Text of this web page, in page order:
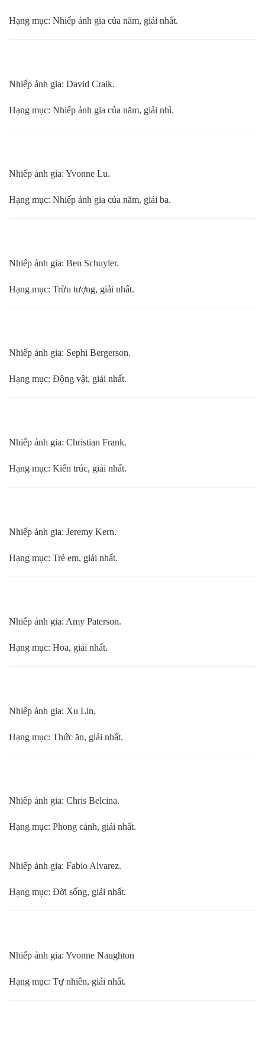
Hạng mục: Nhiếp ảnh gia của năm, giải nhất.
Nhiếp ảnh gia: David Craik.
Hạng mục: Nhiếp ảnh gia của năm, giải nhì.
Nhiếp ảnh gia: Yvonne Lu.
Hạng mục: Nhiếp ảnh gia của năm, giải ba.
Nhiếp ảnh gia: Ben Schuyler.
Hạng mục: Trừu tượng, giải nhất.
Nhiếp ảnh gia: Sephi Bergerson.
Hạng mục: Động vật, giải nhất.
Nhiếp ảnh gia: Christian Frank.
Hạng mục: Kiến trúc, giải nhất.
Nhiếp ảnh gia: Jeremy Kern.
Hạng mục: Trẻ em, giải nhất.
Nhiếp ảnh gia: Amy Paterson.
Hạng mục: Hoa, giải nhất.
Nhiếp ảnh gia: Xu Lin.
Hạng mục: Thức ăn, giải nhất.
Nhiếp ảnh gia: Chris Belcina.
Hạng mục: Phong cảnh, giải nhất.
Nhiếp ảnh gia: Fabio Alvarez.
Hạng mục: Đời sống, giải nhất.
Nhiếp ảnh gia: Yvonne Naughton
Hạng mục: Tự nhiên, giải nhất.